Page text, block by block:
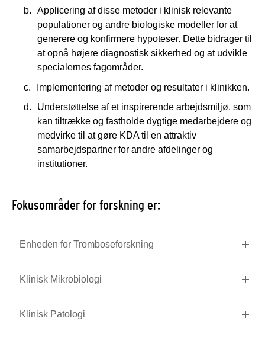
Applicering af disse metoder i klinisk relevante
populationer og andre biologiske modeller for at
generere og konfirmere hypoteser. Dette bidrager til
at opnå højere diagnostisk sikkerhed og at udvikle
specialernes fagområder.
Implementering af metoder og resultater i klinikken.
Understøttelse af et inspirerende arbejdsmiljø, som
kan tiltrække og fastholde dygtige medarbejdere og
medvirke til at gøre KDA til en attraktiv
samarbejdspartner for andre afdelinger og
institutioner.
Fokusområder for forskning er:
Enheden for Tromboseforskning
Klinisk Mikrobiologi
Klinisk Patologi